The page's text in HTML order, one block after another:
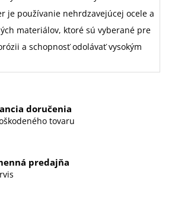
je používanie nehrdzavejúcej ocele a
materiálov, ktoré sú vyberané pre
a schopnosť odolávať vysokým
doručenia
tovaru
predajňa